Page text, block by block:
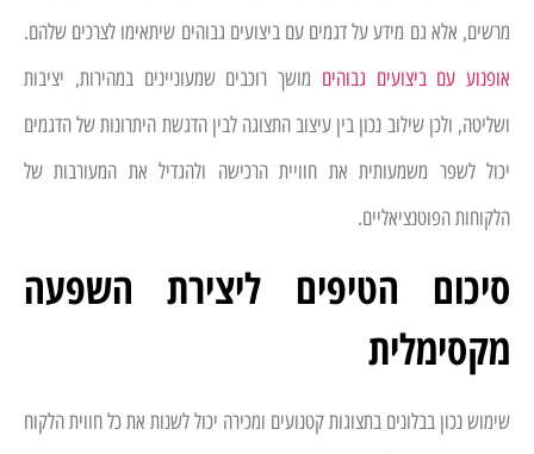
מרשים, אלא גם מידע על דגמים עם ביצועים גבוהים שיתאימו לצרכים שלהם.
אופנוע עם ביצועים גבוהים מושך רוכבים שמעוניינים במהירות, יציבות
ושליטה, ולכן שילוב נכון בין עיצוב התצוגה לבין הדגשת היתרונות של הדגמים
יכול לשפר משמעותית את חוויית הרכישה ולהגדיל את המעורבות של
הלקוחות הפוטנציאליים.
סיכום הטיפים ליצירת השפעה
מקסימלית
שימוש נכון בבלונים בתצוגות קטנועים ומכירה יכול לשנות את כל חווית הלקוח